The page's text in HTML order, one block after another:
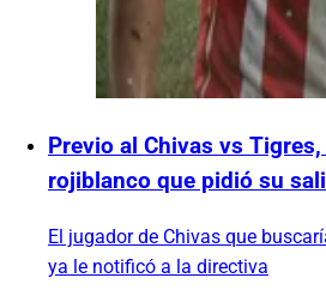
Previo al Chivas vs
rojiblanco que pidió su
El jugador de Chivas que
ya le notificó a la directiva